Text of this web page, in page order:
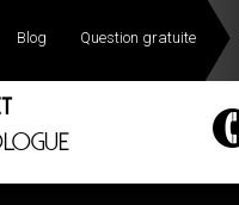
Blog Question gratuite